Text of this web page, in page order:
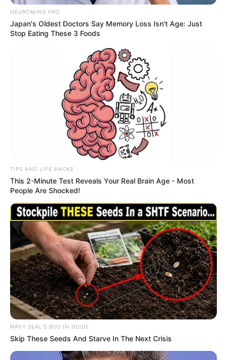
NEUROMIND PRO
Japan's Oldest Doctors Say Memory Loss Isn't Age: Just
Stop Eating These 3 Foods
TIPS AND LIFE HACKS
This 2-Minute Test Reveals Your Real Brain Age - Most
People Are Shocked!
NAVY SEAL'S BUG IN GUIDE
Skip These Seeds And Starve In The Next Crisis